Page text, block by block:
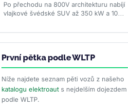
Po přechodu na 800V architekturu nabíjí
vlajkové švédské SUV až 350 kW a 10–
všechny tři verze...>>
První pětka podle WLTP
Níže najdete seznam pěti vozů z našeho
katalogu elektroauts nejdelším dojezdem
podle WLTP.